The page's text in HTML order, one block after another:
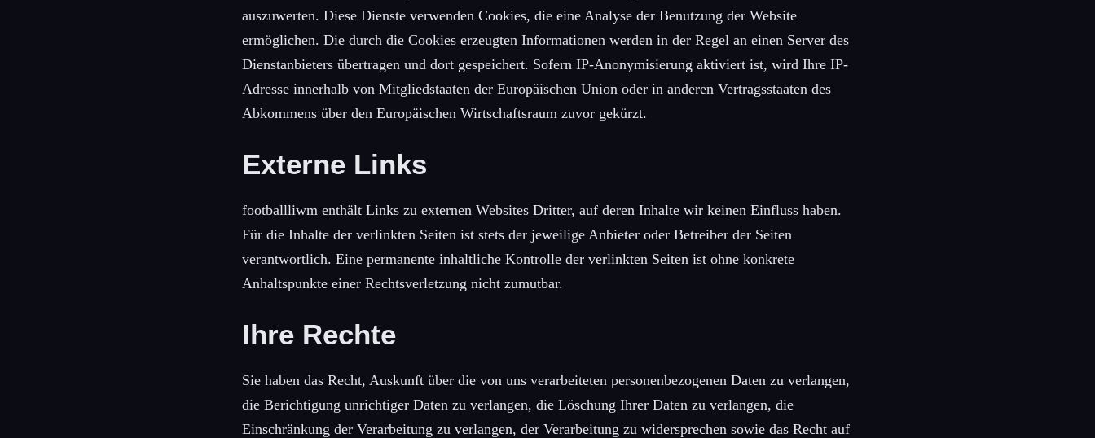
auszuwerten. Diese Dienste verwenden Cookies, die eine Analyse der Benutzung der Website
ermöglichen. Die durch die Cookies erzeugten Informationen werden in der Regel an einen Server des
Dienstanbieters übertragen und dort gespeichert. Sofern IP-Anonymisierung aktiviert ist, wird Ihre IP-
Adresse innerhalb von Mitgliedstaaten der Europäischen Union oder in anderen Vertragsstaaten des
Abkommens über den Europäischen Wirtschaftsraum zuvor gekürzt.
Externe Links
footballliwm enthält Links zu externen Websites Dritter, auf deren Inhalte wir keinen Einfluss haben.
Für die Inhalte der verlinkten Seiten ist stets der jeweilige Anbieter oder Betreiber der Seiten
verantwortlich. Eine permanente inhaltliche Kontrolle der verlinkten Seiten ist ohne konkrete
Anhaltspunkte einer Rechtsverletzung nicht zumutbar.
Ihre Rechte
Sie haben das Recht, Auskunft über die von uns verarbeiteten personenbezogenen Daten zu verlangen,
die Berichtigung unrichtiger Daten zu verlangen, die Löschung Ihrer Daten zu verlangen, die
Einschränkung der Verarbeitung zu verlangen, der Verarbeitung zu widersprechen sowie das Recht auf